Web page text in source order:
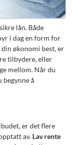
lån. Både
i dag en form for
økonomi best, er
tilbydere, eller
mellom. Når du
begynne å
er det flere
av. Lav rente